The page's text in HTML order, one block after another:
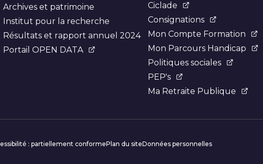
Archives et patrimoine
Institut pour la recherche
Résultats et rapport annuel 2024
Portail OPEN DATA
Ciclade
Consignations
Mon Compte Formation
Mon Parcours Handicap
Politiques sociales
PEP's
Ma Retraite Publique
complémentaires
: partiellement conformePlan du siteDonnées personnelles